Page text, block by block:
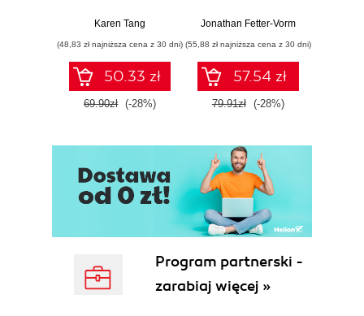
zdrowiu
(ale nigdy Ci nie
powiedziano)
Karen Tang
(48,83 zł najniższa cena z 30 dni)
50.33 zł
69.90zł (-28%)
Jonathan Fetter-Vorm
(55,88 zł najniższa cena z 30 dni)
57.54 zł
79.91zł (-28%)
Program partnerski -
zarabiaj więcej »